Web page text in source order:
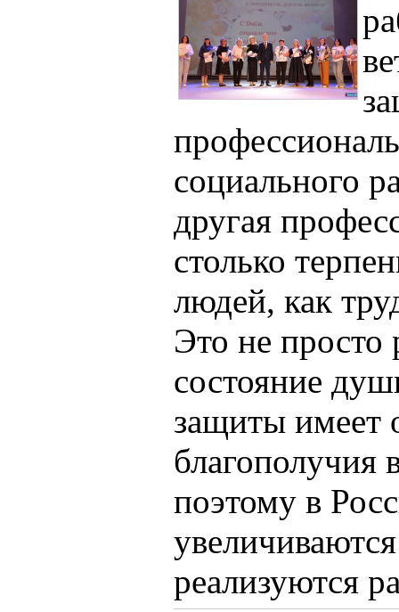
социального
другая
столько
людей, как
Это не просто
состояние
защиты имеет
благополучия
поэтому в
реализуются